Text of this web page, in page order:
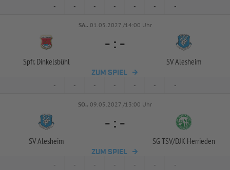
- - - - - - -
SA.. 01.05.2027 /14:00 Uhr
Spfr. Dinkelsbühl
- : -
SV Alesheim
ZUM SPIEL
- - - - - - -
SO.. 09.05.2027 /13:00 Uhr
SV Alesheim
- : -
SG TSV/DJK Herrieden
ZUM SPIEL
- - - - - - -